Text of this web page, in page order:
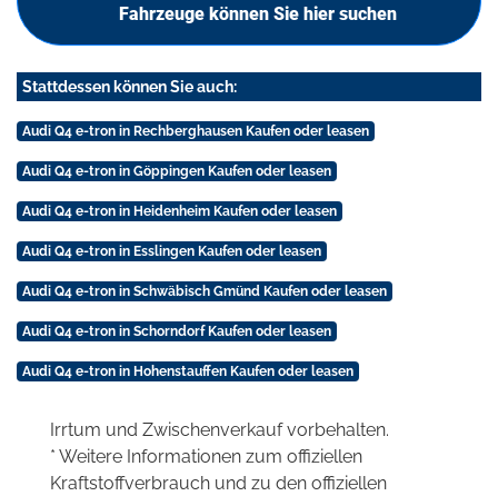
Fahrzeuge können Sie hier suchen
Stattdessen können Sie auch:
Audi Q4 e-tron in Rechberghausen Kaufen oder leasen
Audi Q4 e-tron in Göppingen Kaufen oder leasen
Audi Q4 e-tron in Heidenheim Kaufen oder leasen
Audi Q4 e-tron in Esslingen Kaufen oder leasen
Audi Q4 e-tron in Schwäbisch Gmünd Kaufen oder leasen
Audi Q4 e-tron in Schorndorf Kaufen oder leasen
Audi Q4 e-tron in Hohenstauffen Kaufen oder leasen
Irrtum und Zwischenverkauf vorbehalten.
* Weitere Informationen zum offiziellen
Kraftstoffverbrauch und zu den offiziellen